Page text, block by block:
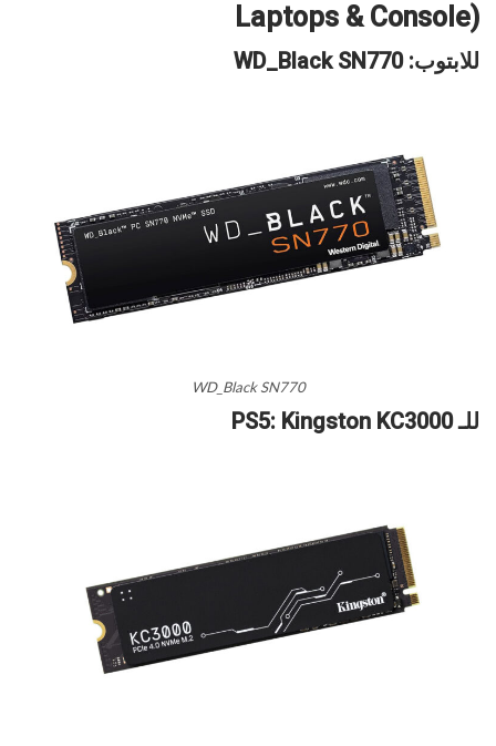
Laptops & Console)
للابتوب: WD_Black SN770
WD_Black SN770
للـ PS5: Kingston KC3000